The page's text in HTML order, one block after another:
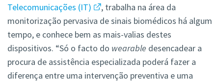
Telecomunicações (IT)
, trabalha na área da
monitorização pervasiva de sinais biomédicos há algum
tempo, e conhece bem as mais-valias destes
dispositivos. “Só o facto do wearable desencadear a
procura de assistência especializada poderá fazer a
diferença entre uma intervenção preventiva e uma